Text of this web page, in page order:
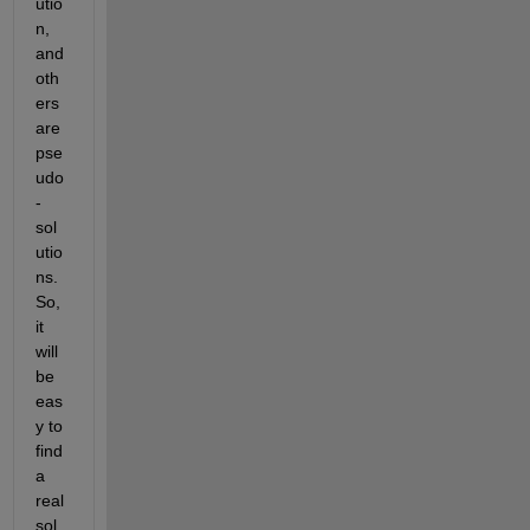
n,
and
oth
ers
are
pse
udo
-
sol
utio
ns.
So,
it
will
be
eas
y to
find
a
real
sol